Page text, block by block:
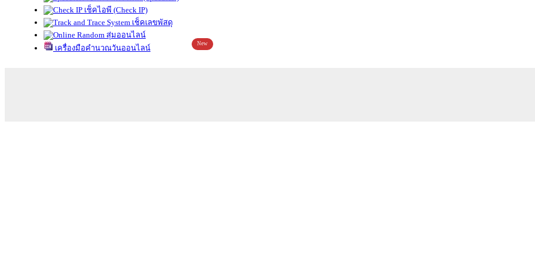
เช็คไอพี (Check IP)
เช็คเลขพัสดุ
สุ่มออนไลน์
เครื่องมือคำนวณวันออนไลน์
New